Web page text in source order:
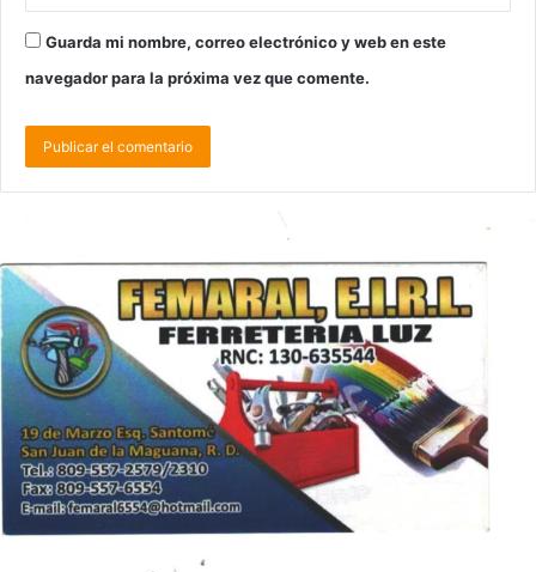
Guarda mi nombre, correo electrónico y web en este
navegador para la próxima vez que comente.